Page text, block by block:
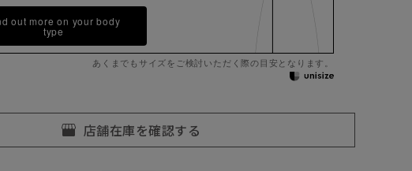
out more on your body
type
あくまでもサイズをご検討いただく際の目安となります。